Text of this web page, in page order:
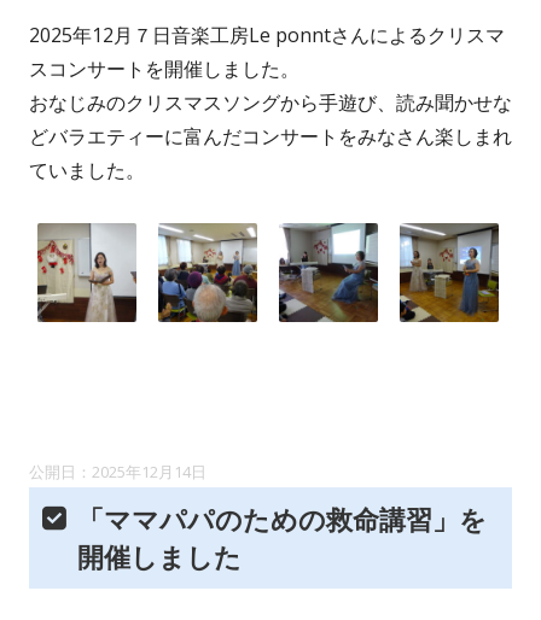
2025年12月７日音楽工房Le ponntさんによるクリスマ
スコンサートを開催しました。
おなじみのクリスマスソングから手遊び、読み聞かせな
どバラエティーに富んだコンサートをみなさん楽しまれ
ていました。
2025年12月14日
「ママパパのための救命講習」を
開催しました